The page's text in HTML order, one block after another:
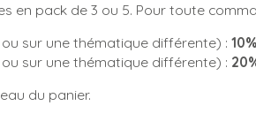
en pack de 3 ou 5. Pour toute
sur une thématique différente) :
sur une thématique différente) :
du panier.